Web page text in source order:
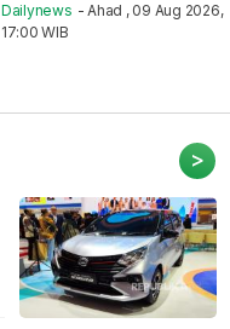
Dailynews - Ahad , 09 Aug 2026,
17:00 WIB
>